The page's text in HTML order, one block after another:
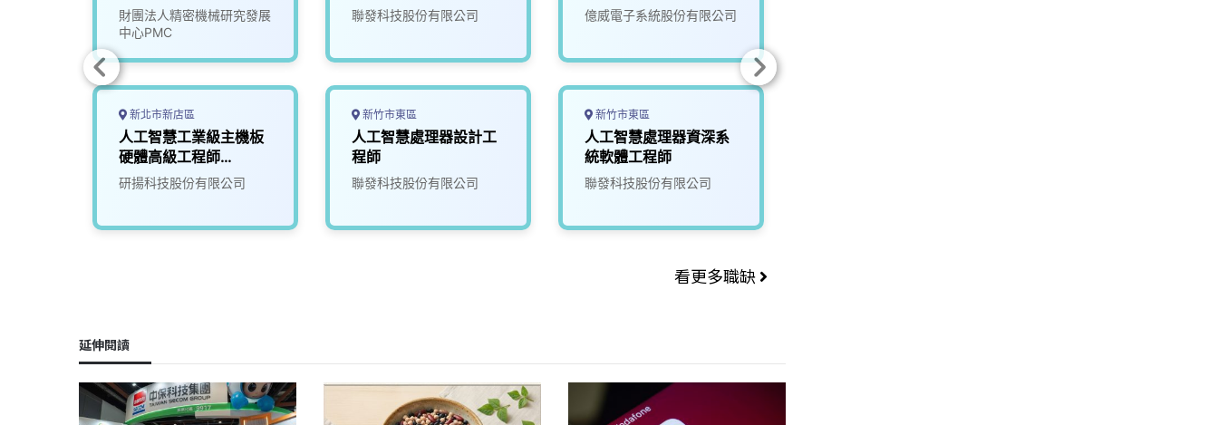
財團法人精密機械研究發展
中心PMC
新北市新店區
人工智慧工業級主機板
硬體高級工程師
(NVPD)
研揚科技股份有限公司
聯發科技股份有限公司
新竹市東區
人工智慧處理器設計工
程師
聯發科技股份有限公司
億威電子系統股份有限公司
新竹市東區
人工智慧處理器資深系
統軟體工程師
聯發科技股份有限公司
看更多職缺
延伸閱讀